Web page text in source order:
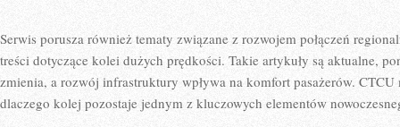
Serwis porusza również tematy związane z rozwojem połączeń
treści dotyczące kolei dużych prędkości. Takie artykuły są aktualne,
zmienia, a rozwój infrastruktury wpływa na komfort pasażerów.
dlaczego kolej pozostaje jednym z kluczowych elementów